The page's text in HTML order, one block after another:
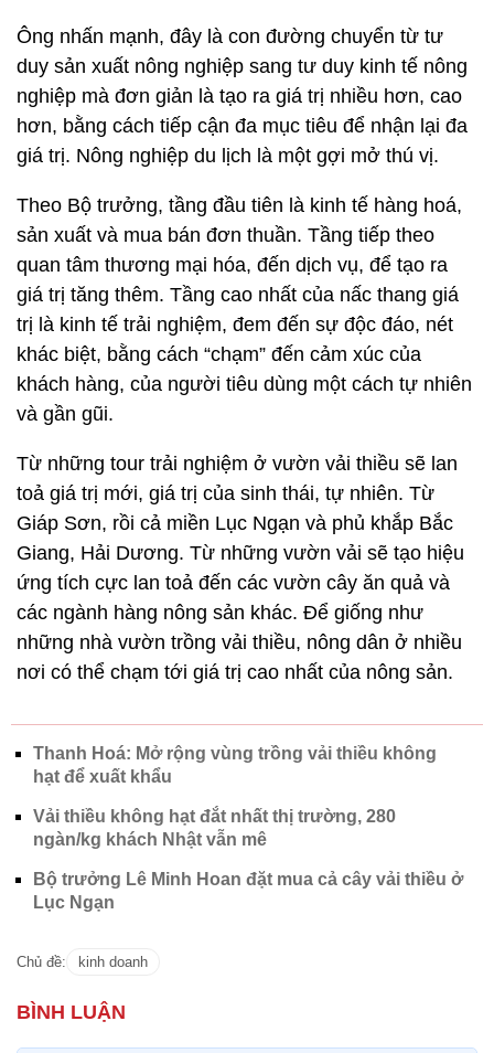
Ông nhấn mạnh, đây là con đường chuyển từ tư
duy sản xuất nông nghiệp sang tư duy kinh tế nông
nghiệp mà đơn giản là tạo ra giá trị nhiều hơn, cao
hơn, bằng cách tiếp cận đa mục tiêu để nhận lại đa
giá trị. Nông nghiệp du lịch là một gợi mở thú vị.
Theo Bộ trưởng, tầng đầu tiên là kinh tế hàng hoá,
sản xuất và mua bán đơn thuần. Tầng tiếp theo
quan tâm thương mại hóa, đến dịch vụ, để tạo ra
giá trị tăng thêm. Tầng cao nhất của nấc thang giá
trị là kinh tế trải nghiệm, đem đến sự độc đáo, nét
khác biệt, bằng cách “chạm” đến cảm xúc của
khách hàng, của người tiêu dùng một cách tự nhiên
và gần gũi.
Từ những tour trải nghiệm ở vườn vải thiều sẽ lan
toả giá trị mới, giá trị của sinh thái, tự nhiên. Từ
Giáp Sơn, rồi cả miền Lục Ngạn và phủ khắp Bắc
Giang, Hải Dương. Từ những vườn vải sẽ tạo hiệu
ứng tích cực lan toả đến các vườn cây ăn quả và
các ngành hàng nông sản khác. Để giống như
những nhà vườn trồng vải thiều, nông dân ở nhiều
nơi có thể chạm tới giá trị cao nhất của nông sản.
Thanh Hoá: Mở rộng vùng trồng vải thiều không
hạt để xuất khẩu
Vải thiều không hạt đắt nhất thị trường, 280
ngàn/kg khách Nhật vẫn mê
Bộ trưởng Lê Minh Hoan đặt mua cả cây vải thiều ở
Lục Ngạn
Chủ đề: kinh doanh